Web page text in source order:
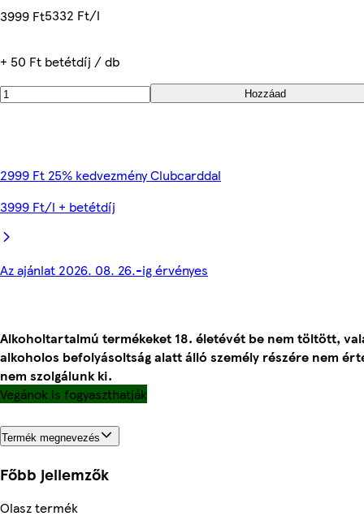
3999 Ft5332 Ft/l
+ 50 Ft betétdíj / db
Hozzáad
2999 Ft 25% kedvezmény Clubcarddal
3999 Ft/l + betétdíj
Az ajánlat 2026. 08. 26.-ig érvényes
Alkoholtartalmú termékeket 18. életévét be nem töltött,
alkoholos befolyásoltság alatt álló személy részére nem
nem szolgálunk ki.
Vegánok is fogyaszthatják
Termék megnevezés
Főbb jellemzők
Olasz termék